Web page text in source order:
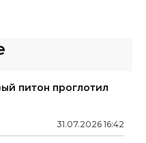
питон проглотил
31.07.2026 16:42